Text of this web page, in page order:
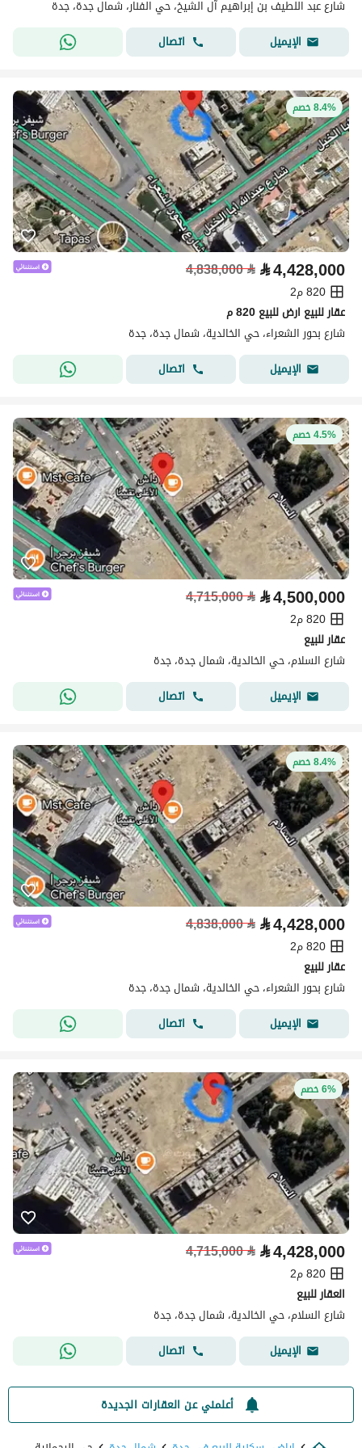
شارع عبد اللطيف بن إبراهيم آل الشيخ، حي الفنار، شمال جدة، جدة
الإيميل
اتصال
8.4% خصم
⃁4,428,000
⃁
4,838,000
820 م2
عقار للبيع ارض للبيع 820 م
شارع بحور الشعراء، حي الخالدية، شمال جدة، جدة
الإيميل
اتصال
4.5% خصم
⃁4,500,000
⃁
4,715,000
820 م2
عقار للبيع
شارع السلام، حي الخالدية، شمال جدة، جدة
الإيميل
اتصال
8.4% خصم
⃁4,428,000
⃁
4,838,000
820 م2
عقار للبيع
شارع بحور الشعراء، حي الخالدية، شمال جدة، جدة
الإيميل
اتصال
6% خصم
⃁4,428,000
⃁
4,715,000
820 م2
العقار للبيع
شارع السلام، حي الخالدية، شمال جدة، جدة
الإيميل
اتصال
أعلمني عن العقارات الجديدة